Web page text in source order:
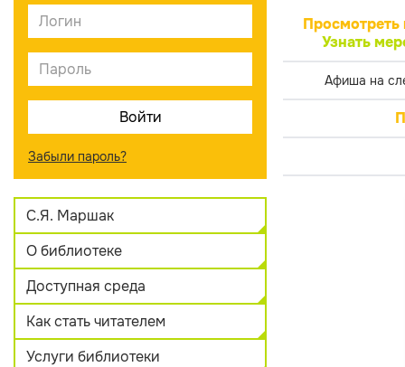
Забыли пароль?
С.Я. Маршак
О библиотеке
Доступная среда
Как стать читателем
Услуги библиотеки
Просмотреть
Узнать
Афиша на